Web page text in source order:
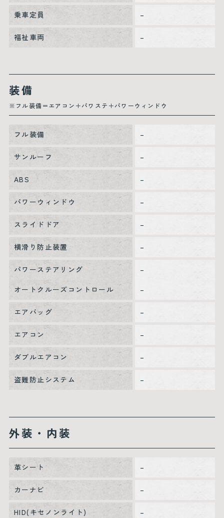
乗車定員 –
福祉車両 –
装備
※フル装備＝エアコン＋パワステ＋パワーウィンドウ
フル装備 –
サンルーフ –
ABS –
パワーウィンドウ –
スライドドア –
横滑り防止装置 –
パワーステアリング
–
オートクルーズコントロール
–
エアバッグ –
エアコン –
ダブルエアコン –
盗難防止システム –
外装・内装
革シート –
カーナビ –
HID(キセノンライト) –